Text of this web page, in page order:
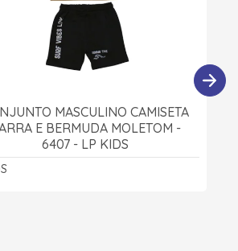
MASCULINO CAMISETA
E BERMUDA MOLETOM -
6407 - LP KIDS